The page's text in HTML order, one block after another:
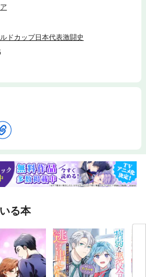
ドカップ日本代表激闘史
る本